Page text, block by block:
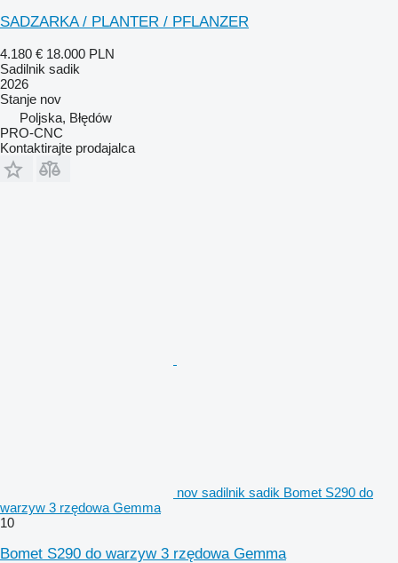
SADZARKA / PLANTER / PFLANZER
4.180 € 18.000 PLN
Sadilnik sadik
2026
Stanje nov
Poljska, Błędów
PRO-CNC
Kontaktirajte prodajalca
nov sadilnik sadik Bomet S290 do
warzyw 3 rzędowa Gemma
10
Bomet S290 do warzyw 3 rzędowa Gemma